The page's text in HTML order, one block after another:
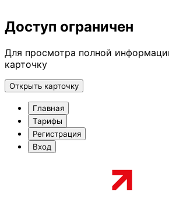
Доступ ограничен
Для просмотра полной
карточку
Открыть карточку
Главная
Тарифы
Регистрация
Вход